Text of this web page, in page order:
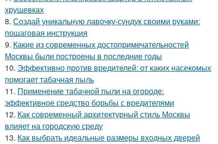
хрущевках
8. Создай уникальную лавочку-сундук своими руками:
пошаговая инструкция
9. Какие из современных достопримечательностей
Москвы были построены в последние годы
10. Эффективно против вредителей: от каких насекомых
помогает табачная пыль
11. Применение табачной пыли на огороде:
эффективное средство борьбы с вредителями
12. Как современный архитектурный стиль Москвы
влияет на городскую среду
13. Как выбрать идеальные размеры входных дверей